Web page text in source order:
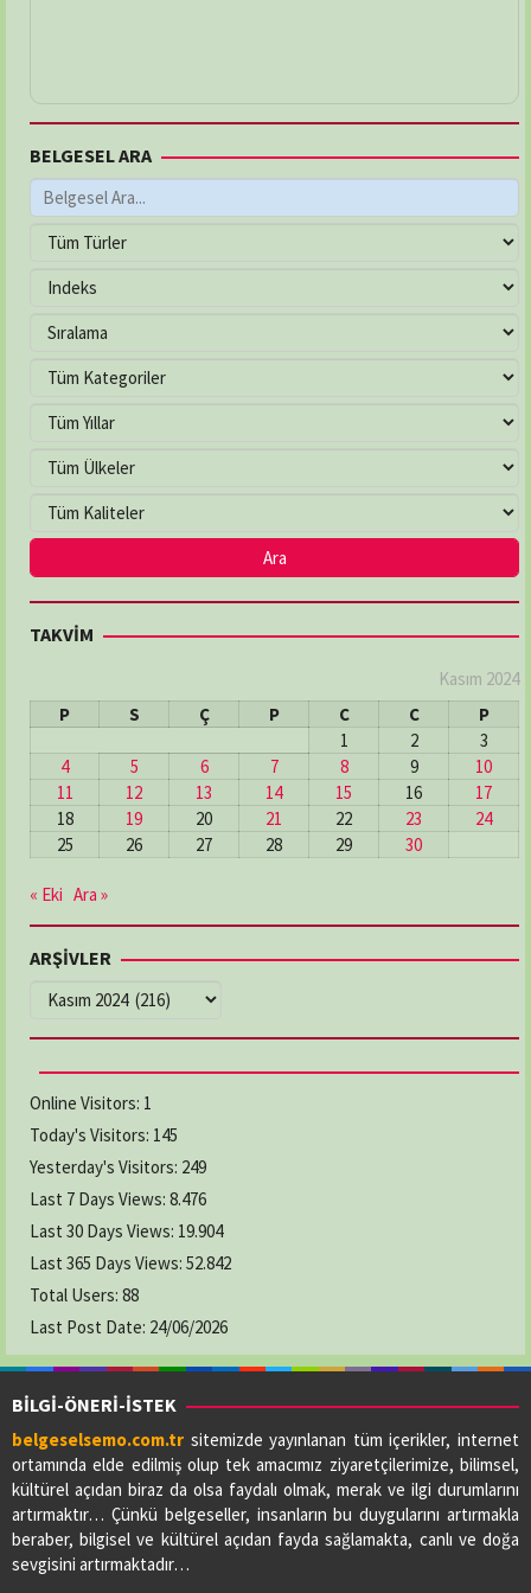
BELGESEL ARA
TAKVİM
Kasım 2024
P
S Ç P C C
P
1
2
3
4
5 6 7 8 9
10
11
12 13 14 15 16
17
18
19 20 21 22 23
24
25
26 27 28 29 30
« Eki Ara »
ARŞİVLER
ARŞİVLER
Online Visitors: 1
Today's Visitors: 145
Yesterday's Visitors: 249
Last 7 Days Views: 8.476
Last 30 Days Views: 19.904
Last 365 Days Views: 52.842
Total Users: 88
Last Post Date: 24/06/2026
BİLGİ-ÖNERİ-İSTEK
belgeselsemo.com.tr sitemizde yayınlanan tüm içerikler, internet
ortamında elde edilmiş olup tek amacımız ziyaretçilerimize, bilimsel,
kültürel açıdan biraz da olsa faydalı olmak, merak ve ilgi durumlarını
artırmaktır… Çünkü belgeseller, insanların bu duygularını artırmakla
beraber, bilgisel ve kültürel açıdan fayda sağlamakta, canlı ve doğa
sevgisini artırmaktadır…